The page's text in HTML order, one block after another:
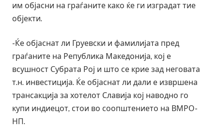
им објасни на граѓаните како ќе ги изградат тие
објекти.
-Ќе објаснат ли Груевски и фамилијата пред
граѓаните на Република Македонија, кој е
всушност Субрата Рој и што се крие зад неговата
т.н. инвестиција. Ќе објаснат ли дали е извршена
трансакција за хотелот Славија кој наводно го
купи индиецот, стои во соопштението на ВМРО-
НП.